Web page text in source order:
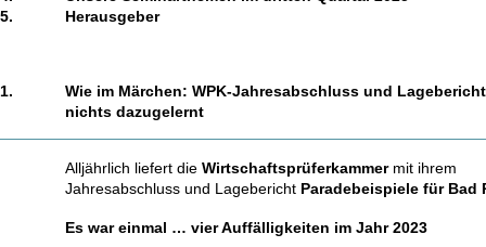
5.
Herausgeber
1.
Wie im Märchen: WPK-Jahresabschluss und
nichts dazugelernt
Alljährlich liefert die Wirtschaftsprüferkammermit ihrem
Jahresabschluss und Lagebericht Paradebeispiele für Bad
Es war einmal … vier Auffälligkeiten im Jahr 2023